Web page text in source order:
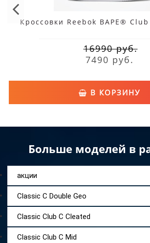
Кроссовки Reebok BAPE®
16990 руб.
7490 руб.
В КОРЗИНУ
Больше моделей в
акции
Classic C Double Geo
Classic Club C Cleated
Classic Club C Mid